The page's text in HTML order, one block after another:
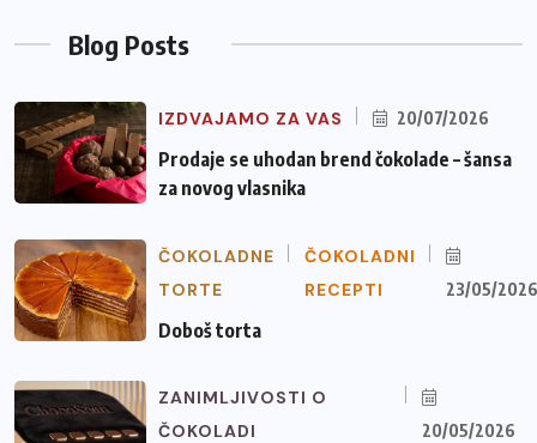
Blog Posts
IZDVAJAMO ZA VAS 20/07/2026
Prodaje se uhodan brend čokolade – šansa
za novog vlasnika
ČOKOLADNE
TORTE
ČOKOLADNI
RECEPTI
23/05/2026
Doboš torta
ZANIMLJIVOSTI O
ČOKOLADI
20/05/2026